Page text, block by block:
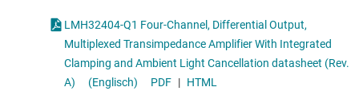
LMH32404-Q1 Four-Channel, Differential Output,
Multiplexed Transimpedance Amplifier With Integrated
Clamping and Ambient Light Cancellation datasheet (Rev.
A)
(Englisch) PDF | HTML